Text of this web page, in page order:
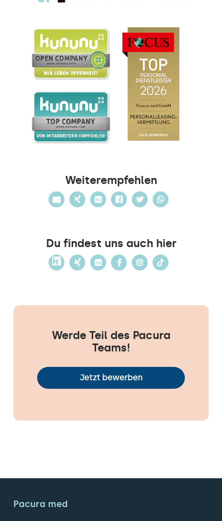
Weiterempfehlen
Du findest uns auch hier
Werde Teil des Pacura
Teams!
Jetzt bewerben
Pacura med